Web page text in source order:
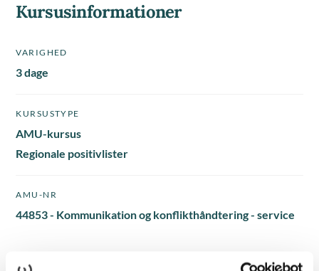
Kursusinformationer
VARIGHED
3 dage
KURSUSTYPE
AMU-kursus
Regionale positivlister
AMU-NR
44853 - Kommunikation og konflikthåndtering - service